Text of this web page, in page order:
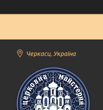
Черкаси, Україна